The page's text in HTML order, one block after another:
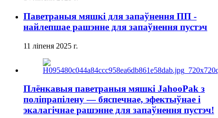
Паветраныя мяшкі для запаўнення ПП -
найлепшае рашэнне для запаўнення пустэч
11 ліпеня 2025 г.
Плёнкавыя паветраныя мяшкі JahooPak з
поліпрапілену — бяспечнае, эфектыўнае і
экалагічнае рашэнне для запаўнення пустэч!